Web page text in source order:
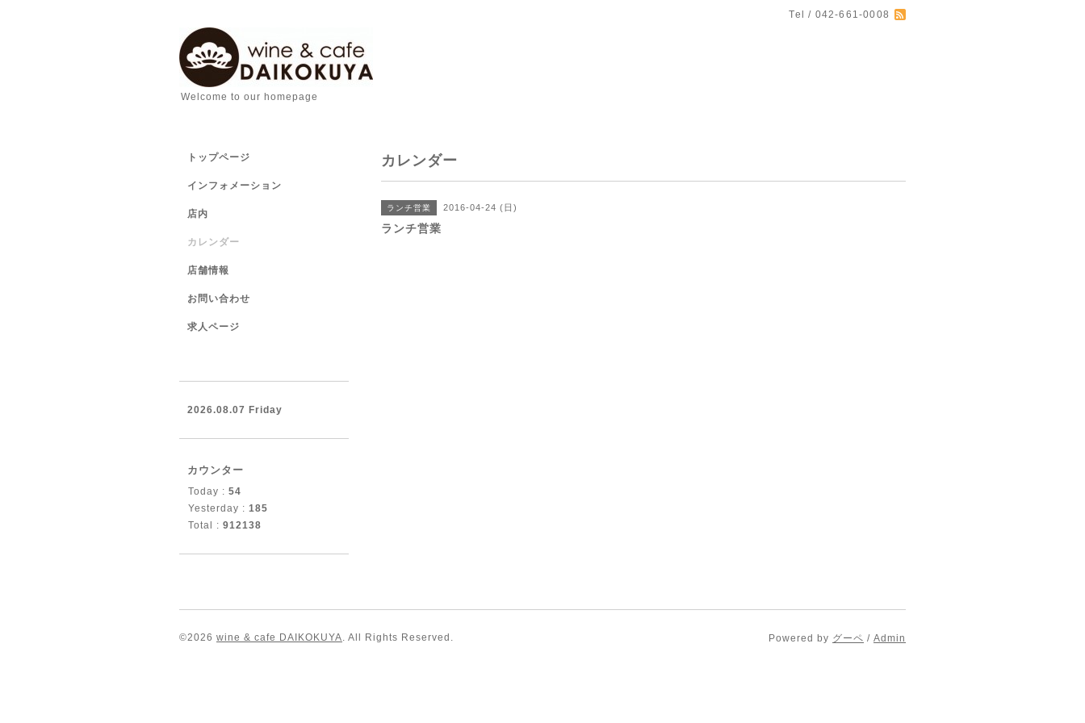
Tel / 042-661-0008
Welcome to our homepage
カレンダー
ランチ営業 2016-04-24 (日)
ランチ営業
トップページ
インフォメーション
店内
カレンダー
店舗情報
お問い合わせ
求人ページ
2026.08.07 Friday
カウンター
Today : 54
Yesterday : 185
Total : 912138
©2026 wine & cafe DAIKOKUYA. All Rights Reserved. Powered by グーペ / Admin